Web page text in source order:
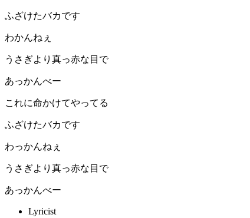
ふざけたバカです
わかんねぇ
うさぎより真っ赤な目で
あっかんべー
これに命かけてやってる
ふざけたバカです
わっかんねぇ
うさぎより真っ赤な目で
あっかんべー
Lyricist